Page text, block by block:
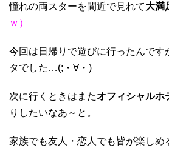
憧れの両スターを間近で見れて大満
ｗ）
今回は日帰りで遊びに行ったんです
タでした…(;・∀・)
次に行くときはまたオフィシャルホ
りしたいなあ～と。
家族でも友人・恋人でも皆が楽しめ